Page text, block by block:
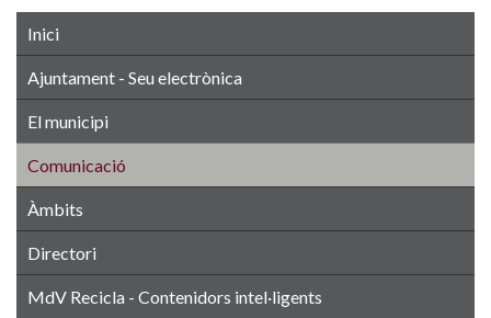
Inici
Ajuntament - Seu electrònica
El municipi
Comunicació
Àmbits
Directori
MdV Recicla - Contenidors intel·ligents